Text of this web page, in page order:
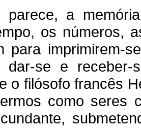
a
os números,
para imprimirem-
dar-se e
o filósofo francês
como seres